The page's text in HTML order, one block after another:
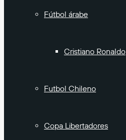
Fútbol árabe
Cristiano Ronaldo
Futbol Chileno
Copa Libertadores